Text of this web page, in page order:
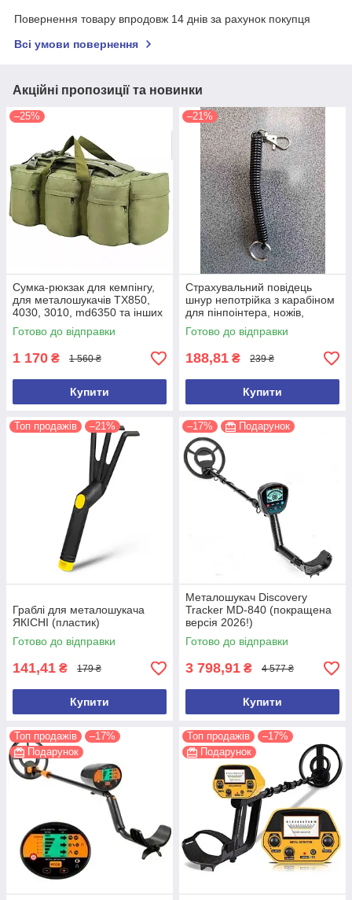
Повернення товару впродовж 14 днів за рахунок покупця
Всі умови повернення
Акційні пропозиції та новинки
–25%
Сумка-рюкзак для кемпінгу,
для металошукачів TX850,
4030, 3010, md6350 та інших
(ємність 100 л)
Готово до відправки
1 170 ₴ 1 560 ₴
Купити
–21%
Страхувальний повідець
шнур непотрійка з карабіном
для пінпоінтера, ножів,
ліхтарів, рацій, ключів
Готово до відправки
188,81 ₴ 239 ₴
Купити
Топ продажів –21%
Граблі для металошукача
ЯКІСНІ (пластик)
Готово до відправки
141,41 ₴ 179 ₴
Купити
–17% Подарунок
Металошукач Discovery
Tracker MD-840 (покращена
версія 2026!)
Готово до відправки
3 798,91 ₴ 4 577 ₴
Купити
Топ продажів
–17%
Подарунок
Топ продажів
–17%
Подарунок